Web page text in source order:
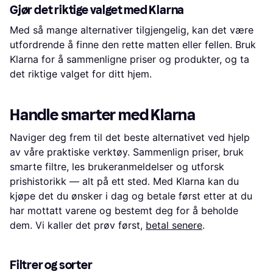
Gjør det riktige valget med Klarna
Med så mange alternativer tilgjengelig, kan det være
utfordrende å finne den rette matten eller fellen. Bruk
Klarna for å sammenligne priser og produkter, og ta
det riktige valget for ditt hjem.
Handle smarter med Klarna
Naviger deg frem til det beste alternativet ved hjelp
av våre praktiske verktøy. Sammenlign priser, bruk
smarte filtre, les brukeranmeldelser og utforsk
prishistorikk — alt på ett sted. Med Klarna kan du
kjøpe det du ønsker i dag og betale først etter at du
har mottatt varene og bestemt deg for å beholde
dem. Vi kaller det prøv først, betal senere.
Filtrer og sorter